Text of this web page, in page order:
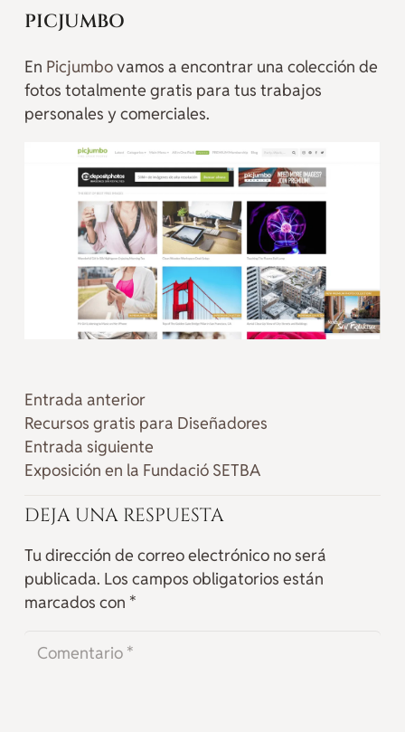
PICJUMBO
En Picjumbovamos a encontrar una colección de
fotos totalmente gratis para tus trabajos
personales y comerciales.
Entrada anterior
Recursos gratis para Diseñadores
Entrada siguiente
Exposición en la Fundació SETBA
DEJA UNA RESPUESTA
Tu dirección de correo electrónico no será
publicada. Los campos obligatorios están
marcados con *